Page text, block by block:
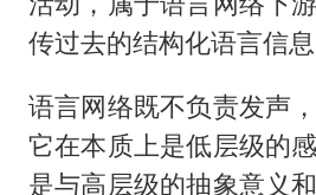
传过去的结构化语言信息
语言网络既不负责发声
它在本质上是低层级的
是与高层级的抽象意义